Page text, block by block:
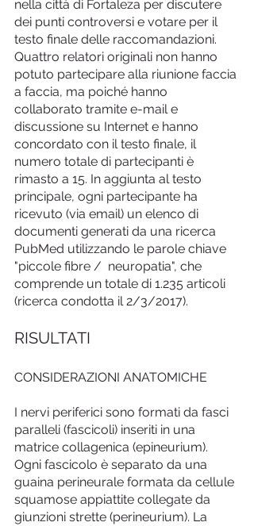
nella città di Fortaleza per discutere
dei punti controversi e votare per il
testo finale delle raccomandazioni.
Quattro relatori originali non hanno
potuto partecipare alla riunione faccia
a faccia, ma poiché hanno
collaborato tramite e-mail e
discussione su Internet e hanno
concordato con il testo finale, il
numero totale di partecipanti è
rimasto a 15. In aggiunta al testo
principale, ogni partecipante ha
ricevuto (via email) un elenco di
documenti generati da una ricerca
PubMed utilizzando le parole chiave
"piccole fibre /  neuropatia", che
comprende un totale di 1.235 articoli
(ricerca condotta il 2/3/2017).
RISULTATI
CONSIDERAZIONI ANATOMICHE
I nervi periferici sono formati da fasci
paralleli (fascicoli) inseriti in una
matrice collagenica (epineurium).
Ogni fascicolo è separato da una
guaina perineurale formata da cellule
squamose appiattite collegate da
giunzioni strette (perineurium). La